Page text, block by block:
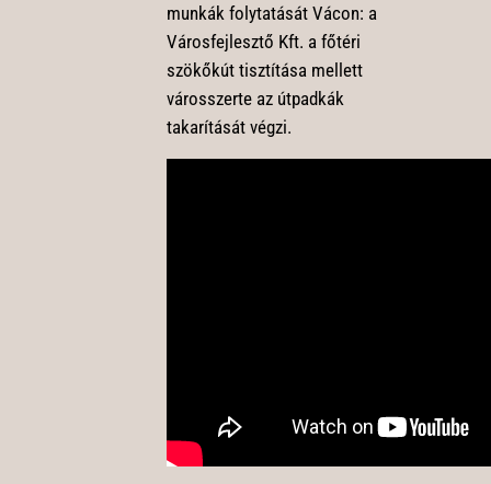
munkák folytatását Vácon: a
Városfejlesztő Kft. a főtéri
szökőkút tisztítása mellett
városszerte az útpadkák
takarítását végzi.